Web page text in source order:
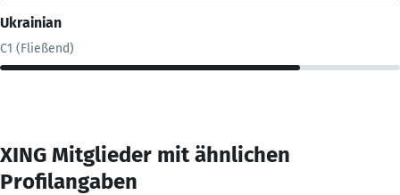
Ukrainian
C1 (Fließend)
XING Mitglieder mit ähnlichen
Profilangaben